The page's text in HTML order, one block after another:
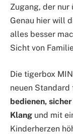
Zugang, der
Genau hier will
alles besser
Sicht von
Die tigerbox
neuen
bedienen,
Klang und mit
Kinderherzen